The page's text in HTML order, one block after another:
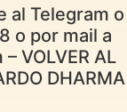
al Telegram o
o por mail a
VOLVER AL
DHARMA